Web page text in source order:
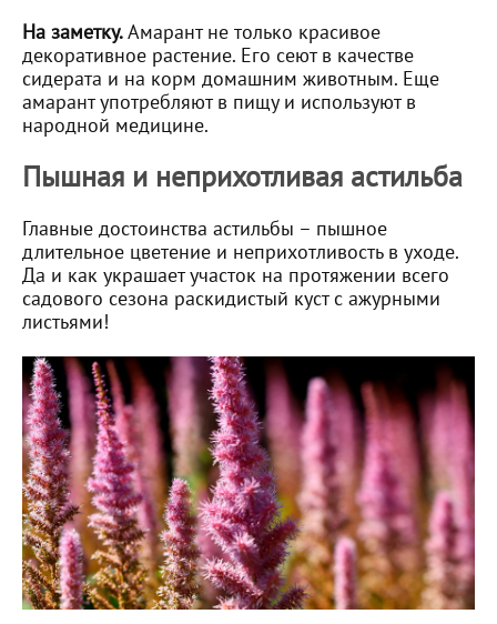
На заметку.Амарант не только красивое
декоративное растение. Его сеют в качестве
сидерата и на корм домашним животным. Еще
амарант употребляют в пищу и используют в
народной медицине.
Пышная и неприхотливая астильба
Главные достоинства астильбы – пышное
длительное цветение и неприхотливость в уходе.
Да и как украшает участок на протяжении всего
садового сезона раскидистый куст с ажурными
листьями!